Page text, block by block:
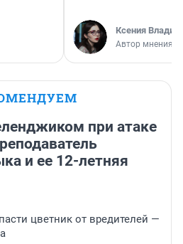
Ксения
Автор мнения
при атаке
и ее 12-летняя
цветник от вредителей —